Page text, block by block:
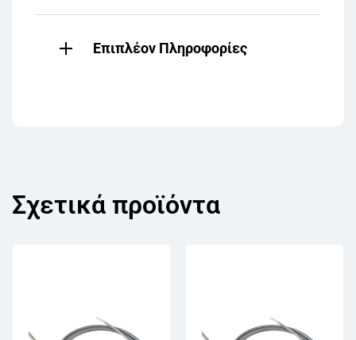
Επιπλέον Πληροφορίες
Σχετικά προϊόντα